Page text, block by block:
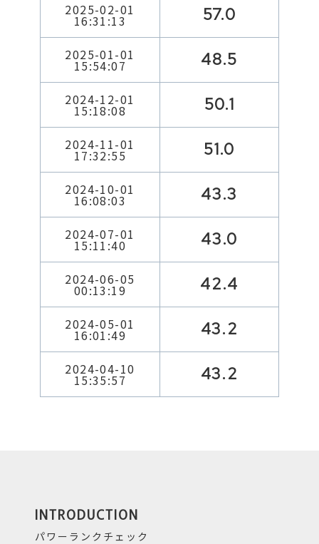
2025-02-01
16:31:13 57.0
2025-01-01
15:54:07 48.5
2024-12-01
15:18:08 50.1
2024-11-01
17:32:55 51.0
2024-10-01
16:08:03 43.3
2024-07-01
15:11:40 43.0
2024-06-05
00:13:19 42.4
2024-05-01
16:01:49 43.2
2024-04-10
15:35:57 43.2
INTRODUCTION
パワーランクチェック